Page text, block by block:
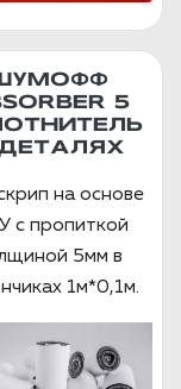
5
на основе
с пропиткой
5мм в
1м*0,1м.